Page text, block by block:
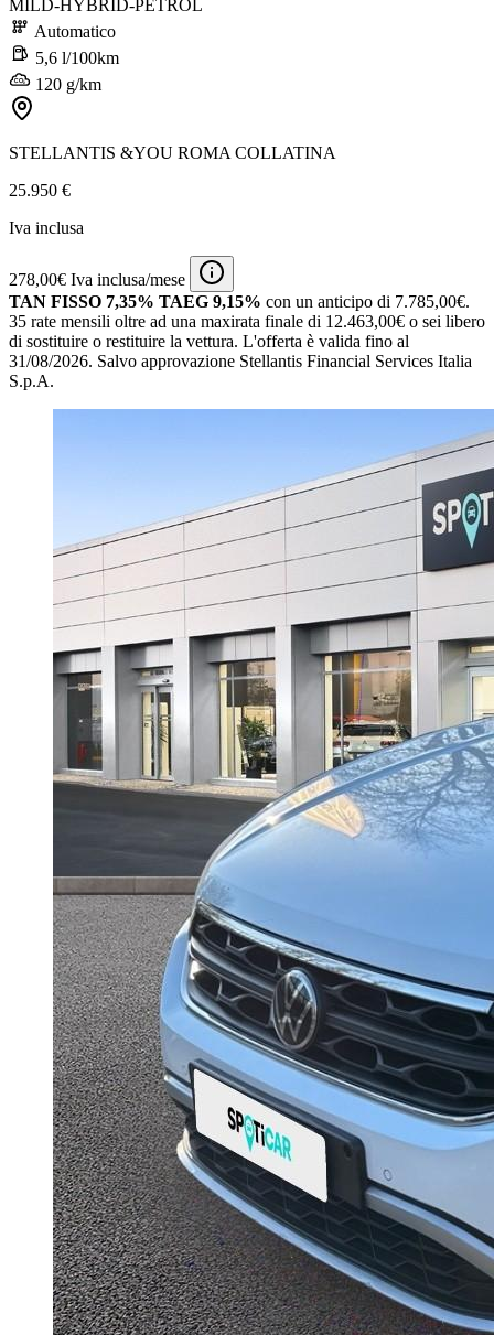
MILD-HYBRID-PETROL
Automatico
5,6 l/100km
120 g/km
STELLANTIS &YOU ROMA COLLATINA
25.950 €
Iva inclusa
278,00€ Iva inclusa/mese
TAN FISSO 7,35% TAEG 9,15% con un anticipo di 7.785,00€.
35 rate mensili oltre ad una maxirata finale di 12.463,00€ o sei libero
di sostituire o restituire la vettura. L'offerta è valida fino al
31/08/2026. Salvo approvazione Stellantis Financial Services Italia
S.p.A.